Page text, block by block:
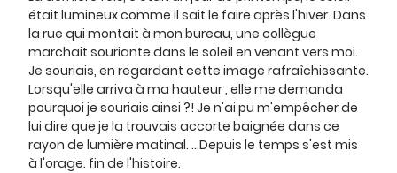
était lumineux comme il sait le faire après l'hiver. Dans
la rue qui montait à mon bureau, une collègue
marchait souriante dans le soleil en venant vers moi.
Je souriais, en regardant cette image rafraîchissante.
Lorsqu'elle arriva à ma hauteur , elle me demanda
pourquoi je souriais ainsi ?! Je n'ai pu m'empêcher de
lui dire que je la trouvais accorte baignée dans ce
rayon de lumière matinal. ...Depuis le temps s'est mis
à l'orage. fin de l'histoire.